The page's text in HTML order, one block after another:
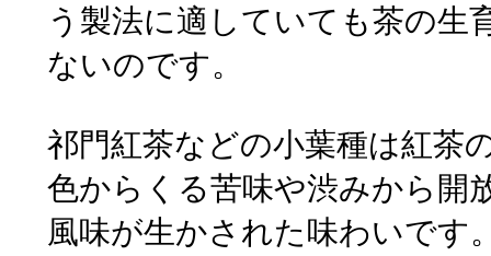
う製法に適していても茶の生
ないのです。
祁門紅茶などの小葉種は紅茶
色からくる苦味や渋みから開
風味が生かされた味わいです